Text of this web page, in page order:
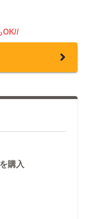
OK//
購入